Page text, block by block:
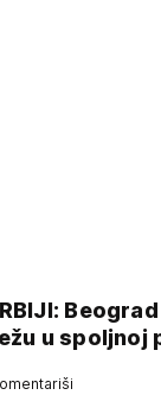
u spoljnoj